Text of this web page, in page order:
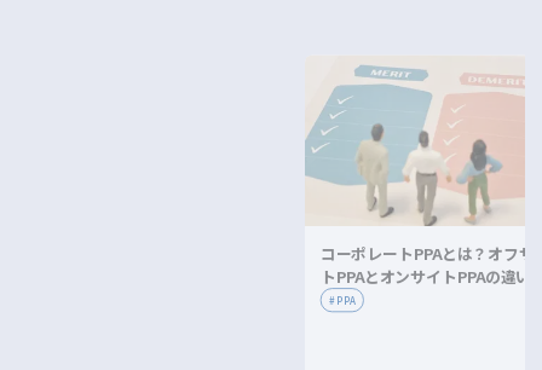
コーポレートPPAとは？オフサ
トPPAとオンサイトPPAの違い
メリット・デメリットを解説！
#PPA